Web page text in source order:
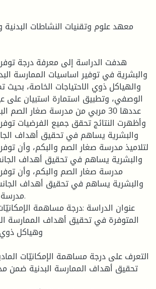
معهد علوم وتقنيات النشاطات البدنية
هدفت الدراسة إلى معرفة درجة توفر
والبشرية في توفير اساسيات الممارسة
والهياكل ذوي الاحتياجات الخاصة،
الوصفي، وتطبيق استمارة استبيان على
عددها 30 مربي من مدرسة صغار الصم
وأظهرت النتائج تحقق جميع الفرضيات توفر
والبشرية يساهم في تحقيق أهداف
لتلاميذ مدرسة صغار الصم والبكم، وأن توفر
والبشرية يساهم في تحقيق أهداف
مدرسة صغار الصم والبكم، وأن توفر
والبشرية يساهم في تحقيق أهداف
عنوان الدراسة :درجة مساهمة
المتوفرة في تحقيق أهداف الممارسة
وهياكل ذوي
تحقيق أهداف الممارسة البدنية ضمن